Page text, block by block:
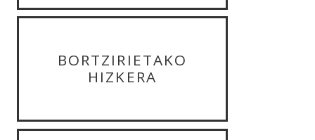
BORTZIRIETAKO
HIZKERA